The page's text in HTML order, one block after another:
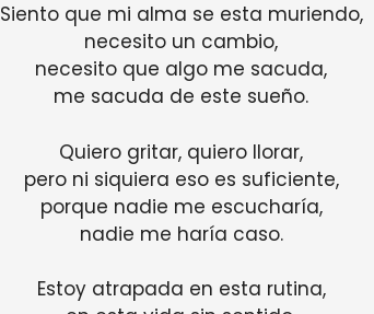
Siento que mi alma se esta muriendo,
necesito un cambio,
necesito que algo me sacuda,
me sacuda de este sueño.
Quiero gritar, quiero llorar,
pero ni siquiera eso es suficiente,
porque nadie me escucharía,
nadie me haría caso.
Estoy atrapada en esta rutina,